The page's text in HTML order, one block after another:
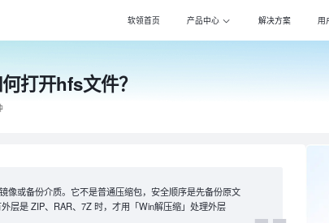
软领首页 产品中心
万能
Claw
解决方案 用
打开hfs文件？
像或备份介质。它不是普通压缩包，安全顺序是先备份原文
层是 ZIP、RAR、7Z 时，才用「Win解压缩」处理外层